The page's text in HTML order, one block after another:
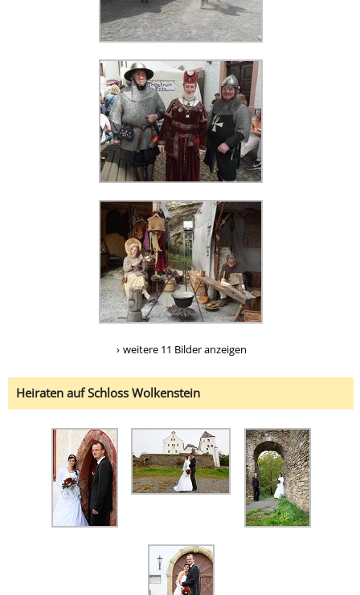
weitere 11 Bilder anzeigen
Heiraten auf Schloss Wolkenstein